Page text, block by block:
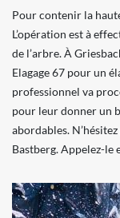
Pour contenir la
L’opération est à
de l’arbre. À
Elagage 67 pour un
professionnel va
pour leur donner un
abordables.
Bastberg. Appelez-le